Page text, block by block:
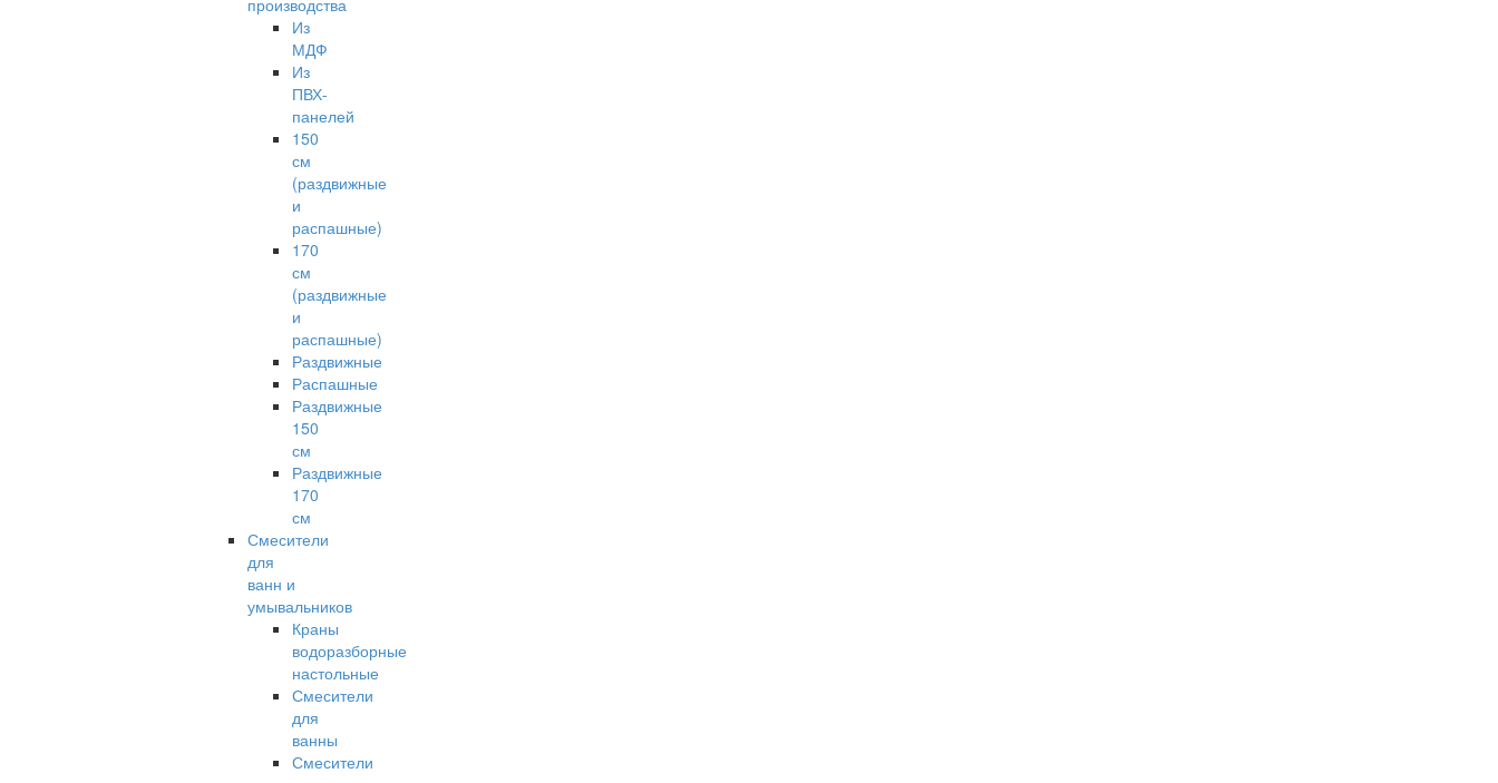
производства
Из
МДФ
Из
ПВХ-
панелей
150
см
(раздвижные
и
распашные)
170
см
(раздвижные
и
распашные)
Раздвижные
Распашные
Раздвижные
150
см
Раздвижные
170
см
Смесители
для
ванн и
умывальников
Краны
водоразборные
настольные
Смесители
для
ванны
Смесители